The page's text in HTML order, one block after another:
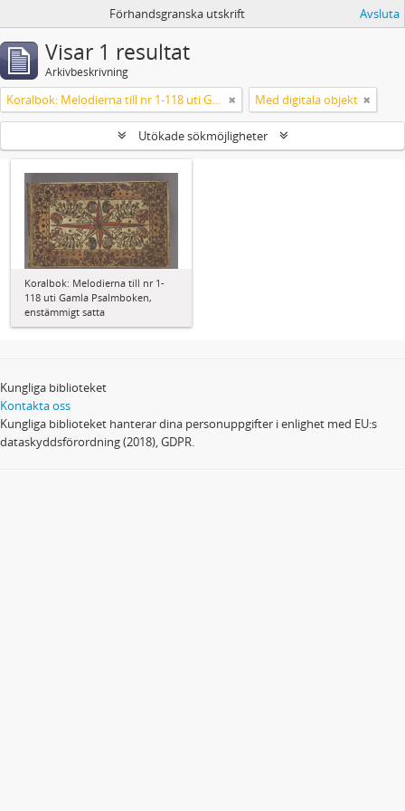
Förhandsgranska utskrift Avsluta
Visar 1 resultat
Arkivbeskrivning
Koralbok: Melodierna till nr 1-118 uti Gamla Psalmboken, enstämmigt satta Med digitala objekt
Utökade sökmöjligheter
Koralbok: Melodierna till nr 1-
118 uti Gamla Psalmboken,
enstämmigt satta
Kungliga biblioteket
Kontakta oss
Kungliga biblioteket hanterar dina personuppgifter i enlighet med EU:s
dataskyddsförordning (2018), GDPR.